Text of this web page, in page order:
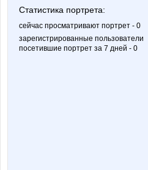
Статистика портрета:
сейчас просматривают портрет - 0
зарегистрированные пользователи
посетившие портрет за 7 дней - 0